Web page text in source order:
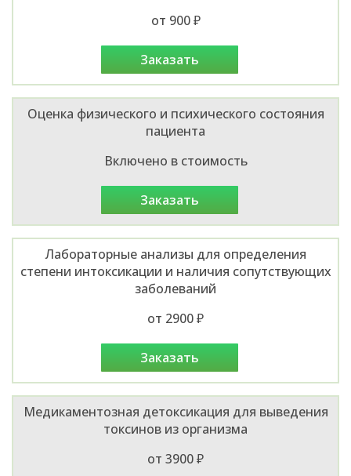
от 900 ₽
заказать
Оценка физического и психического состояния
пациента
Включено в стоимость
заказать
Лабораторные анализы для определения
степени интоксикации и наличия сопутствующих
заболеваний
от 2900 ₽
заказать
Медикаментозная детоксикация для выведения
токсинов из организма
от 3900 ₽